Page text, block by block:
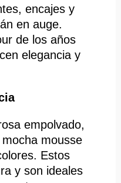
encajes y
en auge.
de los años
elegancia y
empolvado,
mousse
Estos
y son ideales